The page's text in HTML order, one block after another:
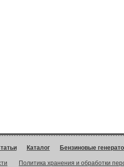
Каталог Бензиновые
Политика хранения и обработки